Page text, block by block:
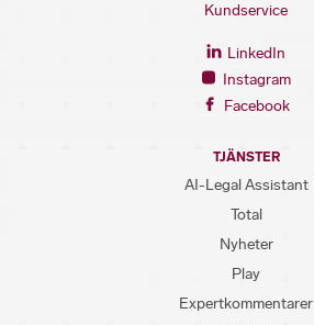
Kundservice
LinkedIn
Instagram
Facebook
TJÄNSTER
AI-Legal Assistant
Total
Nyheter
Play
Expertkommentarer